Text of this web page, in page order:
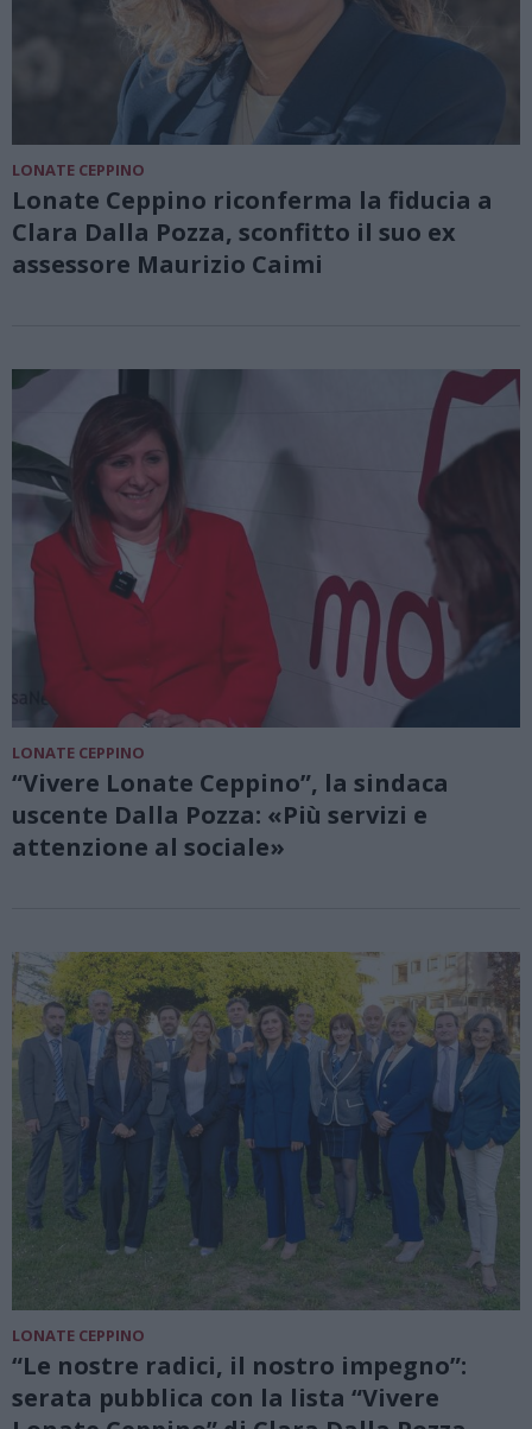
LONATE CEPPINO
Lonate Ceppino riconferma la fiducia a
Clara Dalla Pozza, sconfitto il suo ex
assessore Maurizio Caimi
LONATE CEPPINO
“Vivere Lonate Ceppino”, la sindaca
uscente Dalla Pozza: «Più servizi e
attenzione al sociale»
LONATE CEPPINO
“Le nostre radici, il nostro impegno”:
serata pubblica con la lista “Vivere